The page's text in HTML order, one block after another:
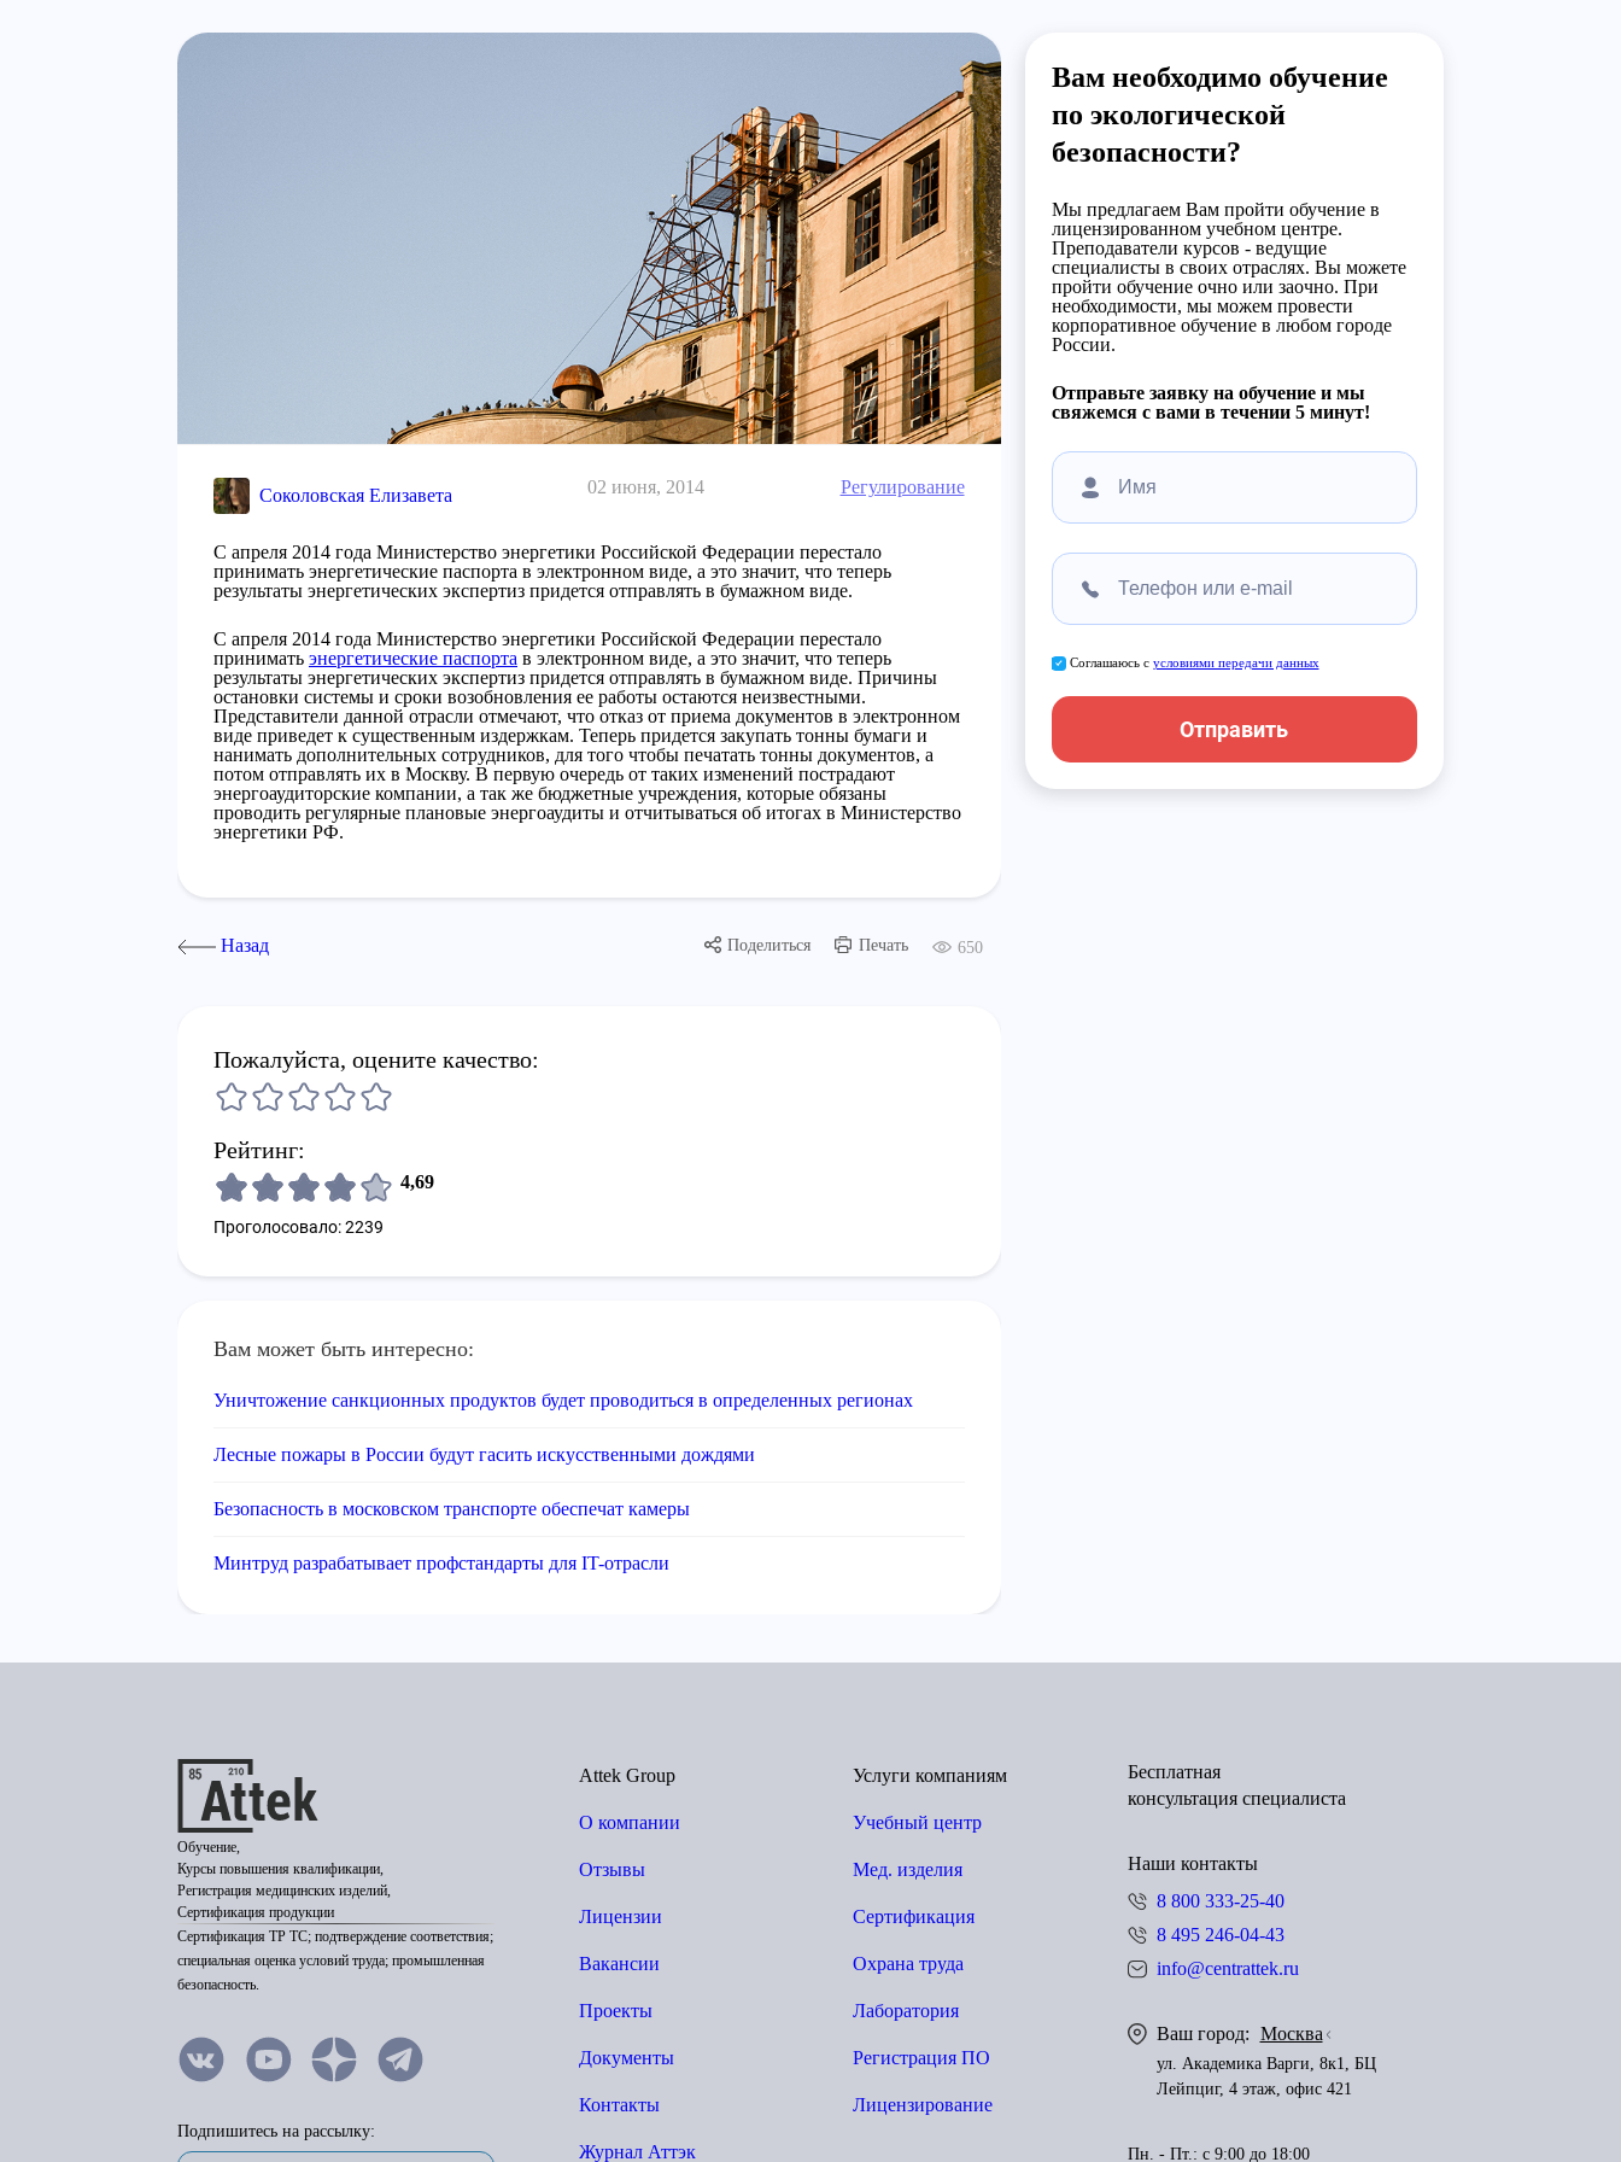
Соколовская Елизавета 02 июня, 2014 Регулирование
С апреля 2014 года Министерство энергетики Российской Федерации перестало
принимать энергетические паспорта в электронном виде, а это значит, что теперь
результаты энергетических экспертиз придется отправлять в бумажном виде.
С апреля 2014 года Министерство энергетики Российской Федерации перестало
принимать энергетические паспорта в электронном виде, а это значит, что теперь
результаты энергетических экспертиз придется отправлять в бумажном виде. Причины
остановки системы и сроки возобновления ее работы остаются неизвестными.
Представители данной отрасли отмечают, что отказ от приема документов в электронном
виде приведет к существенным издержкам. Теперь придется закупать тонны бумаги и
нанимать дополнительных сотрудников, для того чтобы печатать тонны документов, а
потом отправлять их в Москву. В первую очередь от таких изменений пострадают
энергоаудиторские компании, а так же бюджетные учреждения, которые обязаны
проводить регулярные плановые энергоаудиты и отчитываться об итогах в Министерство
энергетики РФ.
Назад Поделиться Печать 650
Пожалуйста, оцените качество:
Рейтинг:
4,69
Проголосовало: 2239
Вам может быть интересно:
Уничтожение санкционных продуктов будет проводиться в определенных регионах
Лесные пожары в России будут гасить искусственными дождями
Безопасность в московском транспорте обеспечат камеры
Минтруд разрабатывает профстандарты для IT-отрасли
Вам необходимо обучение
по экологической
безопасности?
Мы предлагаем Вам пройти обучение в
лицензированном учебном центре.
Преподаватели курсов - ведущие
специалисты в своих отраслях. Вы можете
пройти обучение очно или заочно. При
необходимости, мы можем провести
корпоративное обучение в любом городе
России.
Отправьте заявку на обучение и мы
свяжемся с вами в течении 5 минут!
Соглашаюсь с условиями передачи данных
Отправить
Обучение,
Курсы повышения квалификации,
Регистрация медицинских изделий,
Сертификация продукции
Сертификация ТР ТС; подтверждение соответствия;
специальная оценка условий труда; промышленная
безопасность.
Подпишитесь на рассылку:
Attek Group
О компании
Отзывы
Лицензии
Вакансии
Проекты
Документы
Контакты
Журнал Аттэк
Услуги компаниям
Учебный центр
Мед. изделия
Сертификация
Охрана труда
Лаборатория
Регистрация ПО
Лицензирование
Бесплатная
консультация специалиста
Наши контакты
8 800 333-25-40
8 495 246-04-43
info@centrattek.ru
Ваш город: Москва
ул. Академика Варги, 8к1, БЦ
Лейпциг, 4 этаж, офис 421
Пн. - Пт.: с 9:00 до 18:00